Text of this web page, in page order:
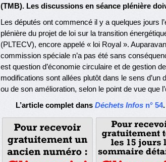
(TMB). Les discussions en séance plénière
Les députés ont commencé il y a quelques jours
plénière du projet de loi sur la transition
(PLTECV), encore appelé « loi Royal ».
commission spéciale n’a pas été sans
est question d’économie circulaire et de gestion
modifications sont allées plutôt dans le sens
ou de son amélioration, selon le point de vue que
L’article complet dans Déchets Infosn° 54.